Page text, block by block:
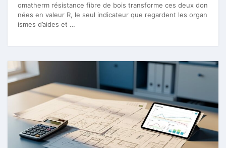
omatherm résistance fibre de bois transforme ces deux don
nées en valeur R, le seul indicateur que regardent les organ
ismes d’aides et …